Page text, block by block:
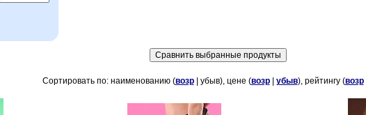
Сортировать по: наименованию (возр| убыв), цене (возр| убыв), рейтингу (возр|